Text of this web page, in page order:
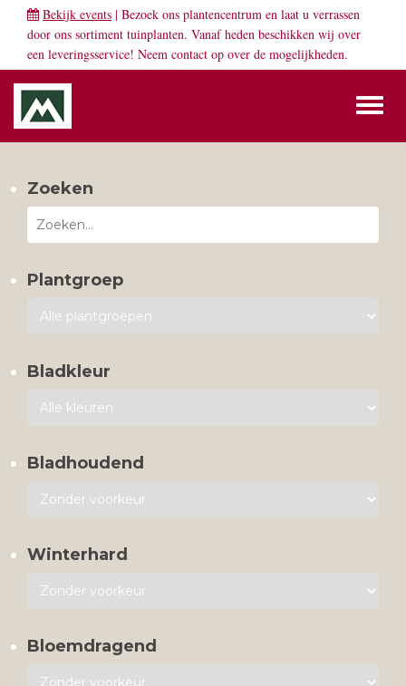
Bekijk events | Bezoek ons plantencentrum en laat u verrassen
door ons sortiment tuinplanten. Vanaf heden beschikken wij over
een leveringsservice! Neem contact op over de mogelijkheden.
Zoeken
Plantgroep
Bladkleur
Bladhoudend
Winterhard
Bloemdragend